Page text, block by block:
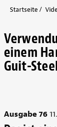
Startseite
einem
Guit-
Ausgabe 76